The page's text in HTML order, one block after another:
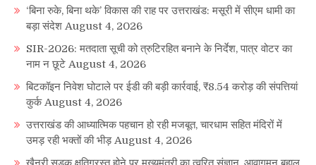
‘बिना रुके, बिना थके’ विकास की राह पर उत्तराखंड: मसूरी में सीएम धामी का
बड़ा संदेश August 4, 2026
SIR-2026: मतदाता सूची को त्रुटिरहित बनाने के निर्देश, पात्र वोटर का
नाम न छूटे August 4, 2026
बिटकॉइन निवेश घोटाले पर ईडी की बड़ी कार्रवाई, ₹8.54 करोड़ की संपत्तियां
कुर्क August 4, 2026
उत्तराखंड की आध्यात्मिक पहचान हो रही मजबूत, चारधाम सहित मंदिरों में
उमड़ रही भक्तों की भीड़ August 4, 2026